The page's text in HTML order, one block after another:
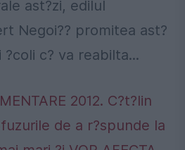
ast?zi, edilul
Negoi?? promitea ast?
c? va reabilta...